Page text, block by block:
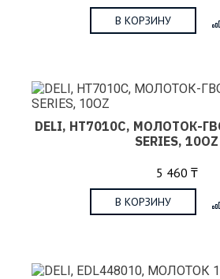
В КОРЗИНУ
DELI, HT7010C, МОЛОТОК-
SERIES, 10OZ
5 460 ₸
В КОРЗИНУ